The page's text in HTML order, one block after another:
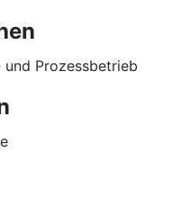
Prozessbetrieb